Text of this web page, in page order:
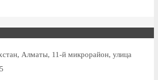
Алматы, 11-й микрорайон, улица